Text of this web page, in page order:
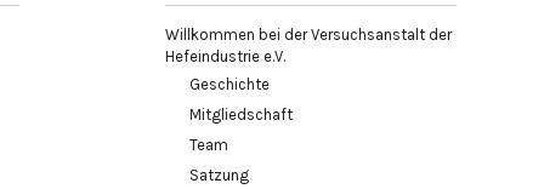
Willkommen bei der Versuchsanstalt der
Hefeindustrie e.V.
Geschichte
Mitgliedschaft
Team
Satzung